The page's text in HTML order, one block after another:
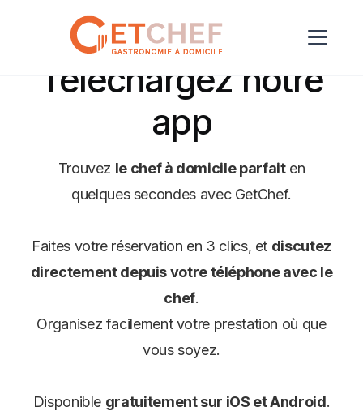
Téléchargez notre
app
Trouvez le chef à domicile parfaiten
quelques secondes avec GetChef.
Faites votre réservation en 3 clics, et discutez
directement depuis votre téléphone avec le
chef.
Organisez facilement votre prestation où que
vous soyez.
Disponible gratuitement sur iOS et Android.